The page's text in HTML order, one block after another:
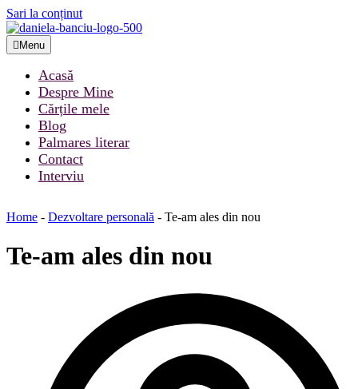
Sari la conținut
Menu
Acasă
Despre Mine
Cărțile mele
Blog
Palmares literar
Contact
Interviu
Home - Dezvoltare personală - Te-am ales din nou
Te-am ales din nou